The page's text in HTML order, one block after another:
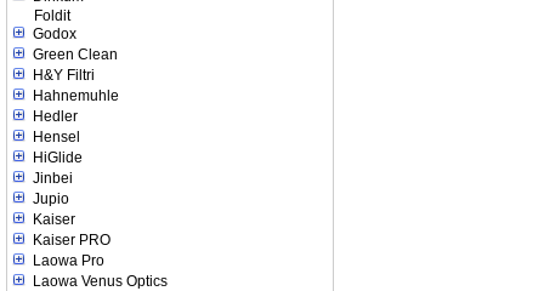
Foldit
Godox
Green Clean
H&Y Filtri
Hahnemuhle
Hedler
Hensel
HiGlide
Jinbei
Jupio
Kaiser
Kaiser PRO
Laowa Pro
Laowa Venus Optics